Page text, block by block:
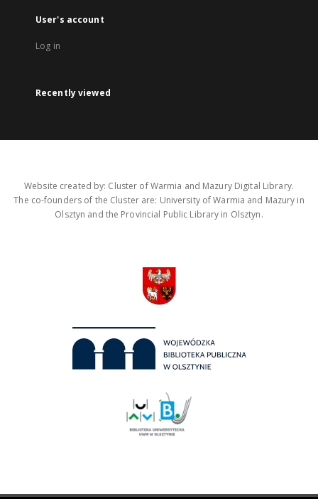
User's account
Log in
Recently viewed
Website created by: Cluster of Warmia and Mazury Digital Library.
The co-founders of the Cluster are: University of Warmia and Mazury in
Olsztyn and the Provincial Public Library in Olsztyn.